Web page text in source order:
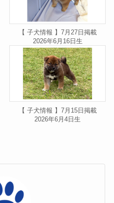
【 子犬情報 】7月27日掲載
2026年6月16日生
【 子犬情報 】7月15日掲載
2026年6月4日生